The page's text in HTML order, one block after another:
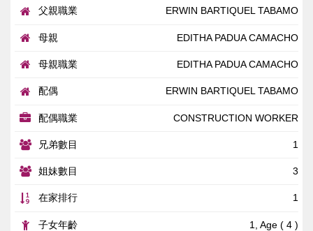
父親職業 ERWIN BARTIQUEL TABAMO
母親 EDITHA PADUA CAMACHO
母親職業 EDITHA PADUA CAMACHO
配偶 ERWIN BARTIQUEL TABAMO
配偶職業 CONSTRUCTION WORKER
兄弟數目 1
姐妹數目 3
在家排行 1
子女年齡 1, Age ( 4 )